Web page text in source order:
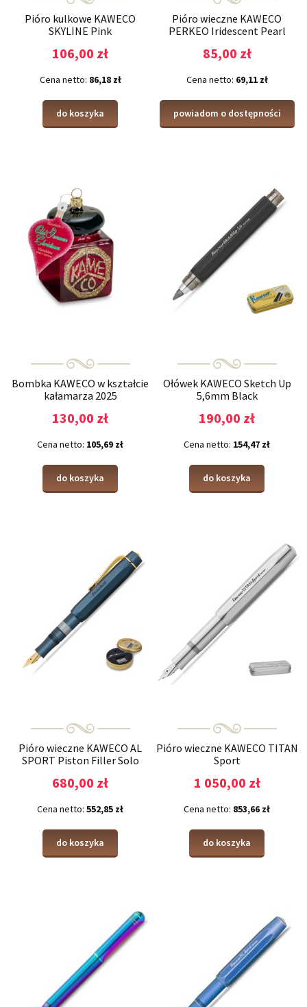
Pióro kulkowe KAWECO
SKYLINE Pink
106,00 zł
Cena netto: 86,18 zł
do koszyka
Pióro wieczne KAWECO
PERKEO Iridescent Pearl
85,00 zł
Cena netto: 69,11 zł
powiadom o dostępności
Bombka KAWECO w kształcie
kałamarza 2025
130,00 zł
Cena netto: 105,69 zł
do koszyka
Ołówek KAWECO Sketch Up
5,6mm Black
190,00 zł
Cena netto: 154,47 zł
do koszyka
Pióro wieczne KAWECO AL
SPORT Piston Filler Solo
680,00 zł
Cena netto: 552,85 zł
do koszyka
Pióro wieczne KAWECO TITAN
Sport
1 050,00 zł
Cena netto: 853,66 zł
do koszyka